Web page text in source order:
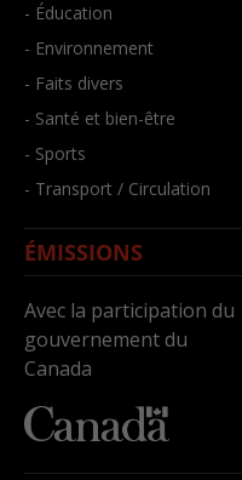
- Éducation
- Environnement
- Faits divers
- Santé et bien-être
- Sports
- Transport / Circulation
ÉMISSIONS
Avec la participation du
gouvernement du
Canada